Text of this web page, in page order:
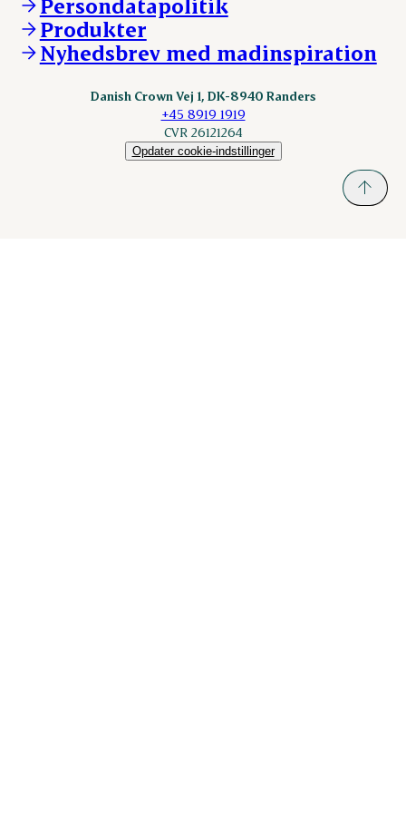
KLS.se
nordicspoor.com
Scanhide.dk
Produkter
Nyhedsbrev med madinspiration
Danish Crown Vej 1, DK-8940 Randers
+45 8919 1919
CVR 26121264
Opdater cookie-indstillinger